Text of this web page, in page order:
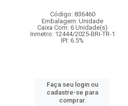
Código: 836460
Embalagem: Unidade
Caixa Com: 6 Unidade(s)
Inmetro: 12444/2025-BRI-TR-1
IPI: 6.5%
Faça seu login ou
cadastre-se para
comprar.